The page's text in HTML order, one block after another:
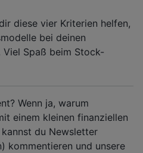
diese vier Kriterien helfen,
bei deinen
Spaß beim Stock-
Wenn ja, warum
einem kleinen finanziellen
du Newsletter
kommentieren und unsere